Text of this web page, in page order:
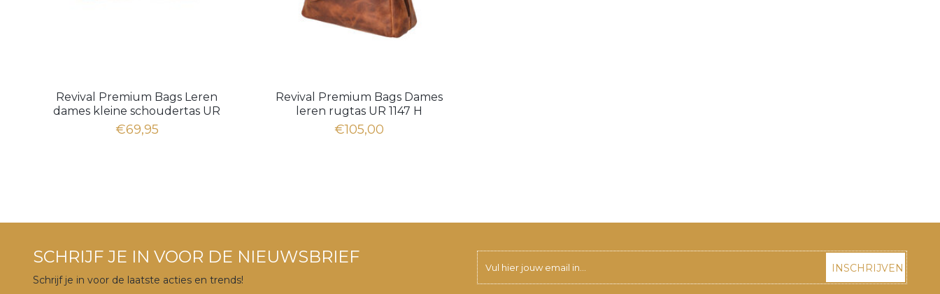
Revival Premium Bags Leren
dames kleine schoudertas UR
1094 Hunter Brown
€69,95
Revival Premium Bags Dames
leren rugtas UR 1147 H
€105,00
SCHRIJF JE IN VOOR DE NIEUWSBRIEF
Schrijf je in voor de laatste acties en trends!
INSCHRIJVEN